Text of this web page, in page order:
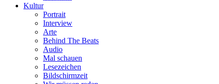
Kultur
Portrait
Interview
Arte
Behind The Beats
Audio
Mal schauen
Lesezeichen
Bildschirmzeit